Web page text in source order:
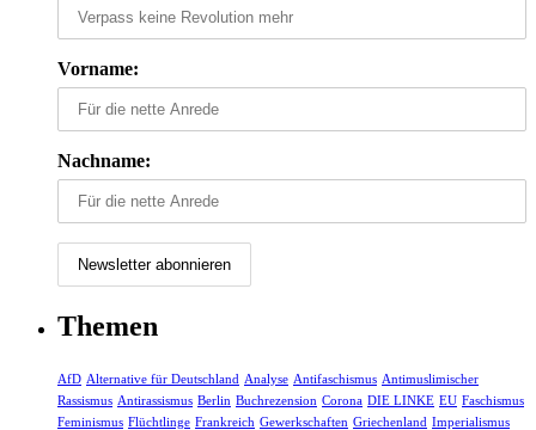
Vorname:
Nachname:
Themen
AfD Alternative für Deutschland Analyse Antifaschismus Antimuslimischer
Rassismus Antirassismus Berlin Buchrezension Corona DIE LINKE EU Faschismus
Feminismus Flüchtlinge Frankreich Gewerkschaften Griechenland Imperialismus